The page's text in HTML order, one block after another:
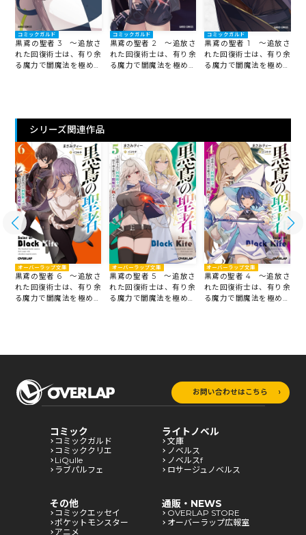
コミックガルド
黒鳶の聖者 3 ～追放さ
れた回復術士は、有り余
る魔力で闇魔法を極める
コミックガルド
黒鳶の聖者 2 ～追放さ
れた回復術士は、有り余
る魔力で闇魔法を極める
コミックガルド
黒鳶の聖者 1 ～追放さ
れた回復術士は、有り余
る魔力で闇魔法を極める
シリーズ関連作品
オーバーラップ文庫
黒鳶の聖者 6 ～追放さ
れた回復術士は、有り余
る魔力で闇魔法を極める
オーバーラップ文庫
黒鳶の聖者 5 ～追放さ
れた回復術士は、有り余
る魔力で闇魔法を極める
オーバーラップ文庫
黒鳶の聖者 4 ～追放さ
れた回復術士は、有り余
る魔力で闇魔法を極める
お問い合わせはこちら
コミック
コミックガルド
コミッククリエ
LiQulle
ラブパルフェ
ライトノベル
文庫
ノベルス
ノベルスf
ロサージュノベルス
その他
コミックエッセイ
ポケットモンスター
アニメ
通販・NEWS
OVERLAP STORE
オーバーラップ広報室